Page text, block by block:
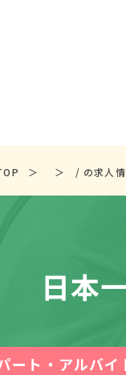
/ の求人
日本
ート・アルバイ